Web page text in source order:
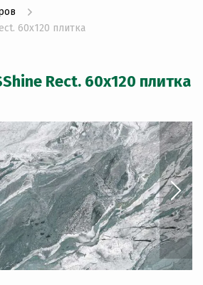
60x120 плитка
Rect. 60x120 плитка